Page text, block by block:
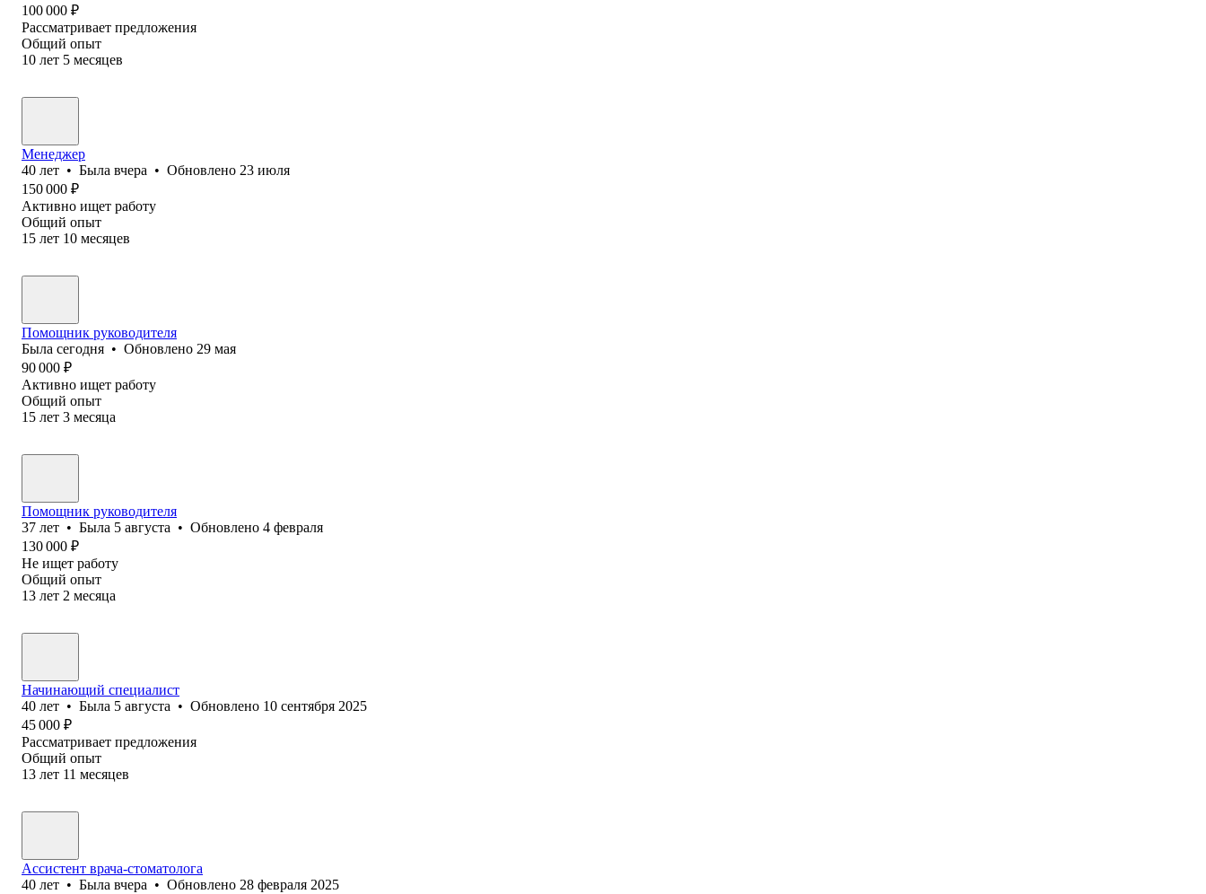
100 000 ₽
Рассматривает предложения
Общий опыт
10 лет 5 месяцев
Менеджер
40 лет • Была вчера • Обновлено 23 июля
150 000 ₽
Активно ищет работу
Общий опыт
15 лет 10 месяцев
Помощник руководителя
Была сегодня • Обновлено 29 мая
90 000 ₽
Активно ищет работу
Общий опыт
15 лет 3 месяца
Помощник руководителя
37 лет • Была 5 августа • Обновлено 4 февраля
130 000 ₽
Не ищет работу
Общий опыт
13 лет 2 месяца
Начинающий специалист
40 лет • Была 5 августа • Обновлено 10 сентября 2025
45 000 ₽
Рассматривает предложения
Общий опыт
13 лет 11 месяцев
Ассистент врача-стоматолога
40 лет • Была вчера • Обновлено 28 февраля 2025